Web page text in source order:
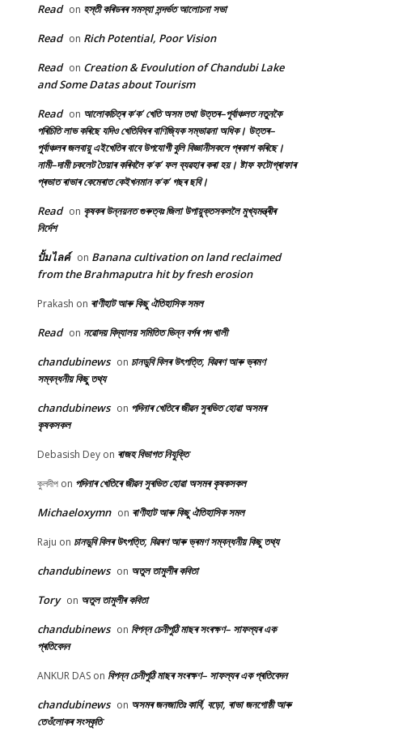
Read on হস্তী কৰিডৰৰ সমস্যা সন্দৰ্ভত আলোচনা সভা
Read on Rich Potential, Poor Vision
Read on Creation & Evoulution of Chandubi Lake
and Some Datas about Tourism
Read on আলোকচিত্ৰ ক’ক’ খেতি অসম তথা উত্তৰ–পূৰ্বাঞ্চলত নতুনকৈ
পৰিচিতি লাভ কৰিছে যদিও খেতিবিধৰ বাণিজ্যিক সম্ভাৱনা অধিক। উত্তৰ–
পূৰ্বাঞ্চলৰ জলবায়ু এইখেতিৰ বাবে উপযোগী বুলি বিজ্ঞানীসকলে প্ৰকাশ কৰিছে।
নামী–দামী চকলেট তৈয়াৰ কৰিবলৈ ক’ক’ ফল ব্যৱহাৰ কৰা হয়। ষ্টাফ ফটোগ্ৰাফাৰ
প্ৰভাত ৰাভাৰ কেমেৰাত কেইখনমান ক’ক’ গছৰ ছবি।
Read on কৃষকৰ উন্নয়নত গুৰুত্বঃ জিলা উপায়ুক্তসকললৈ মুখ্যমন্ত্ৰীৰ
নিৰ্দেশ
ปั้มไลค์ on Banana cultivation on land reclaimed
from the Brahmaputra hit by fresh erosion
Prakash on ৰাণীহাট আৰু কিছু ঐতিহাসিক সমল
Read on নৱোদয় বিদ্যালয় সমিতিত ভিন্ন বৰ্গৰ পদ খালী
chandubinews on চানডুবি বিলৰ উৎপত্তি, বিৱৰণ আৰু ভ্ৰমণ
সম্বন্ধনীয় কিছু তথ্য
chandubinews on পদিনাৰ খেতিৰে জীৱন সুৰভিত হোৱা অসমৰ
কৃষকসকল
Debasish Dey on ৰাজহ বিভাগত নিযুক্তি
কুলদীপ on পদিনাৰ খেতিৰে জীৱন সুৰভিত হোৱা অসমৰ কৃষকসকল
Michaeloxymn on ৰাণীহাট আৰু কিছু ঐতিহাসিক সমল
Raju on চানডুবি বিলৰ উৎপত্তি, বিৱৰণ আৰু ভ্ৰমণ সম্বন্ধনীয় কিছু তথ্য
chandubinews on অতুল তামুলীৰ কবিতা
Tory on অতুল তামুলীৰ কবিতা
chandubinews on বিপন্ন চেনীপুঠি মাছৰ সংৰক্ষণ– সাফল্যৰ এক
প্ৰতিবেদন
ANKUR DAS on বিপন্ন চেনীপুঠি মাছৰ সংৰক্ষণ– সাফল্যৰ এক প্ৰতিবেদন
chandubinews on অসমৰ জনজাতিঃ কাৰ্বি, বড়ো, ৰাভা জনগোষ্ঠী আৰু
তেওঁলোকৰ সংস্কৃতি